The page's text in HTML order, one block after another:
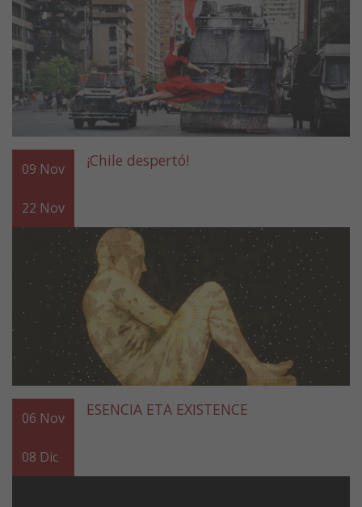
09 Nov
22 Nov
¡Chile despertó!
06 Nov
08 Dic
ESENCIA ETA EXISTENCE